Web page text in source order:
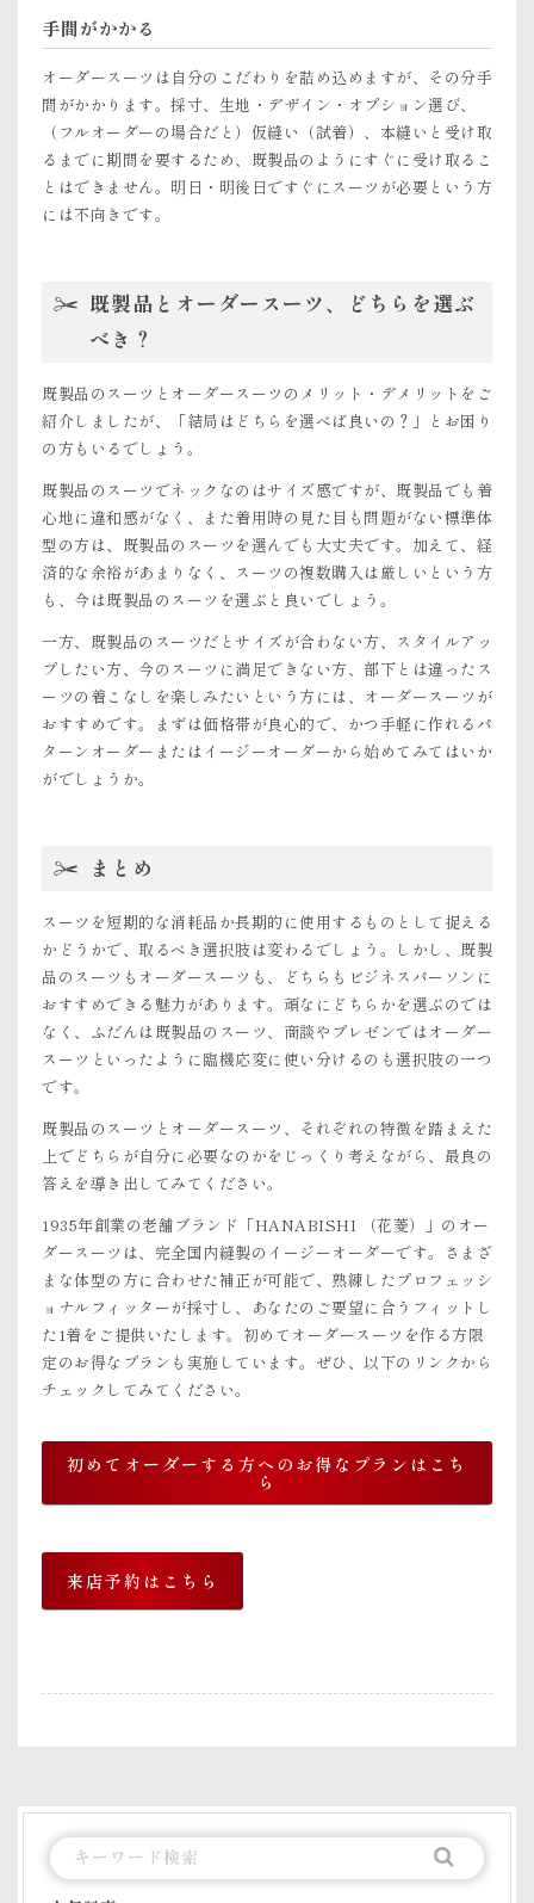
手間がかかる
オーダースーツは自分のこだわりを詰め込めますが、その分手
間がかかります。採寸、生地・デザイン・オプション選び、
（フルオーダーの場合だと）仮縫い（試着）、本縫いと受け取
るまでに期間を要するため、既製品のようにすぐに受け取るこ
とはできません。明日・明後日ですぐにスーツが必要という方
には不向きです。
既製品とオーダースーツ、どちらを選ぶ
べき？
既製品のスーツとオーダースーツのメリット・デメリットをご
紹介しましたが、「結局はどちらを選べば良いの？」とお困り
の方もいるでしょう。
既製品のスーツでネックなのはサイズ感ですが、既製品でも着
心地に違和感がなく、また着用時の見た目も問題がない標準体
型の方は、既製品のスーツを選んでも大丈夫です。加えて、経
済的な余裕があまりなく、スーツの複数購入は厳しいという方
も、今は既製品のスーツを選ぶと良いでしょう。
一方、既製品のスーツだとサイズが合わない方、スタイルアッ
プしたい方、今のスーツに満足できない方、部下とは違ったス
ーツの着こなしを楽しみたいという方には、オーダースーツが
おすすめです。まずは価格帯が良心的で、かつ手軽に作れるパ
ターンオーダーまたはイージーオーダーから始めてみてはいか
がでしょうか。
まとめ
スーツを短期的な消耗品か長期的に使用するものとして捉える
かどうかで、取るべき選択肢は変わるでしょう。しかし、既製
品のスーツもオーダースーツも、どちらもビジネスパーソンに
おすすめできる魅力があります。頑なにどちらかを選ぶのでは
なく、ふだんは既製品のスーツ、商談やプレゼンではオーダー
スーツといったように臨機応変に使い分けるのも選択肢の一つ
です。
既製品のスーツとオーダースーツ、それぞれの特徴を踏まえた
上でどちらが自分に必要なのかをじっくり考えながら、最良の
答えを導き出してみてください。
1935年創業の老舗ブランド「HANABISHI （花菱）」のオー
ダースーツは、完全国内縫製のイージーオーダーです。さまざ
まな体型の方に合わせた補正が可能で、熟練したプロフェッシ
ョナルフィッターが採寸し、あなたのご要望に合うフィットし
た1着をご提供いたします。初めてオーダースーツを作る方限
定のお得なプランも実施しています。ぜひ、以下のリンクから
チェックしてみてください。
初めてオーダーする方へのお得なプランはこち
ら
来店予約はこちら